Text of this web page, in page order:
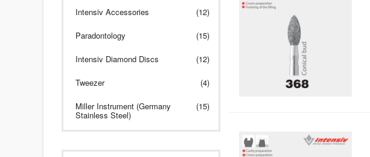
Intensiv Accessories (12)
Paradontology (15)
Intensiv Diamond Discs (12)
Tweezer (4)
Miller Instrument (Germany
Stainless Steel)
(15)